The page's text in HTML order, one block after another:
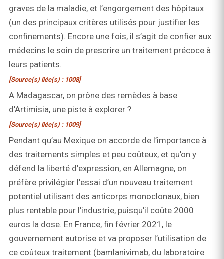
graves de la maladie, et l’engorgement des hôpitaux
(un des principaux critères utilisés pour justifier les
confinements). Encore une fois, il s’agit de confier aux
médecins le soin de prescrire un traitement précoce à
leurs patients.
[Source(s) liée(s) : 1008]
A Madagascar, on prône des remèdes à base
d’Artimisia, une piste à explorer ?
[Source(s) liée(s) : 1009]
Pendant qu’au Mexique on accorde de l’importance à
des traitements simples et peu coûteux, et qu’on y
défend la liberté d’expression, en Allemagne, on
préfère privilégier l’essai d’un nouveau traitement
potentiel utilisant des anticorps monoclonaux, bien
plus rentable pour l’industrie, puisqu’il coûte 2000
euros la dose. En France, fin février 2021, le
gouvernement autorise et va proposer l’utilisation de
ce coûteux traitement (bamlanivimab, du laboratoire